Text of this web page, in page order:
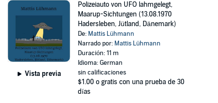
Vista previa
Polizeiauto von UFO lahmgelegt,
Maarup-Sichtungen (13.08.1970
Hadersleben, Jütland, Dänemark)
De: Mattis Lühmann
Narrado por: Mattis Lühmann
Duración: 11 m
Idioma: German
sin calificaciones
$1.00 o gratis con una prueba de 30
días